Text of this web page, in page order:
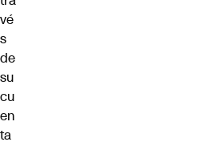
vé
s
de
su
cu
en
ta